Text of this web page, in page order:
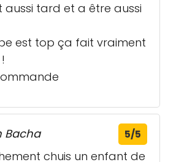
aussi tard et a être aussi
est top ça fait vraiment
Bacha 5/5
chuis un enfant de